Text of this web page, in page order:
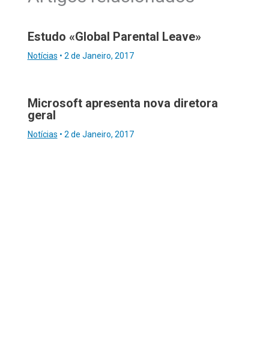
Estudo «Global Parental Leave»
Notícias • 2 de Janeiro, 2017
Microsoft apresenta nova diretora
geral
Notícias • 2 de Janeiro, 2017